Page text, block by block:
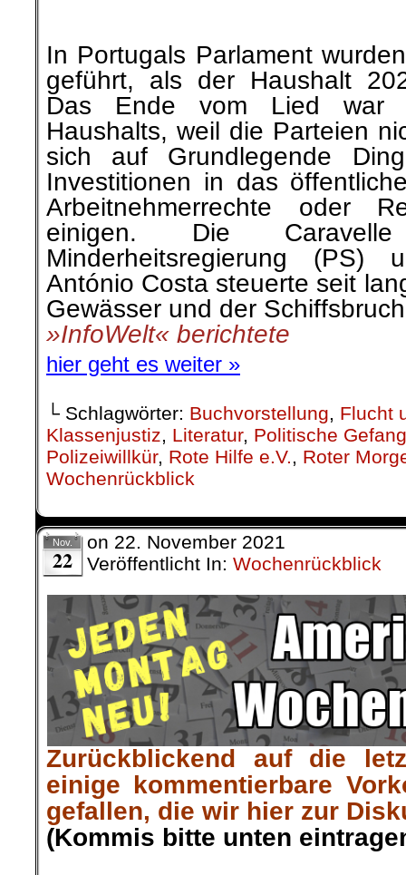
Arbeitnehmerrechte oder
einigen. Die
Minderheitsregierung (PS)
António Costa steuerte seit
Gewässer und der
»InfoWelt« berichtete
hier geht es weiter »
└ Schlagwörter:Buchvorstellung,Flucht
Klassenjustiz,Literatur ,Politische
Polizeiwillkür,Rote Hilfe e.V.,Roter
Wochenrückblick
Nov.
22
on22. November 2021
Zurückblickend auf die
einige kommentierbare
gefallen, die wir hier zur
(Kommis bitte unten
.
.
16. November | Für den
in die Verantwortung
Brasilien hat versprochen,
besser zu schützen.
brasilianischen